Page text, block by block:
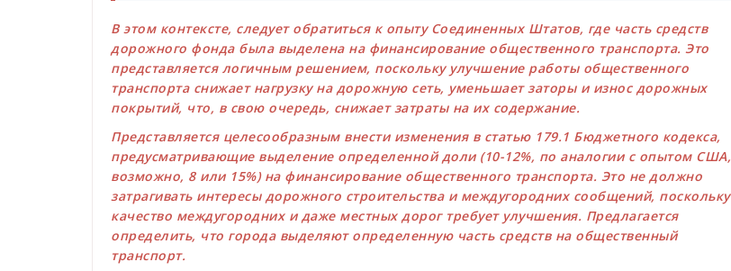
В этом контексте, следует обратиться к опыту Соединенных Штатов, где часть средств
дорожного фонда была выделена на финансирование общественного транспорта. Это
представляется логичным решением, поскольку улучшение работы общественного
транспорта снижает нагрузку на дорожную сеть, уменьшает заторы и износ дорожных
покрытий, что, в свою очередь, снижает затраты на их содержание.
Представляется целесообразным внести изменения в статью 179.1 Бюджетного кодекса,
предусматривающие выделение определенной доли (10-12%, по аналогии с опытом США,
возможно, 8 или 15%) на финансирование общественного транспорта. Это не должно
затрагивать интересы дорожного строительства и междугородних сообщений, поскольку
качество междугородних и даже местных дорог требует улучшения. Предлагается
определить, что города выделяют определенную часть средств на общественный
транспорт.